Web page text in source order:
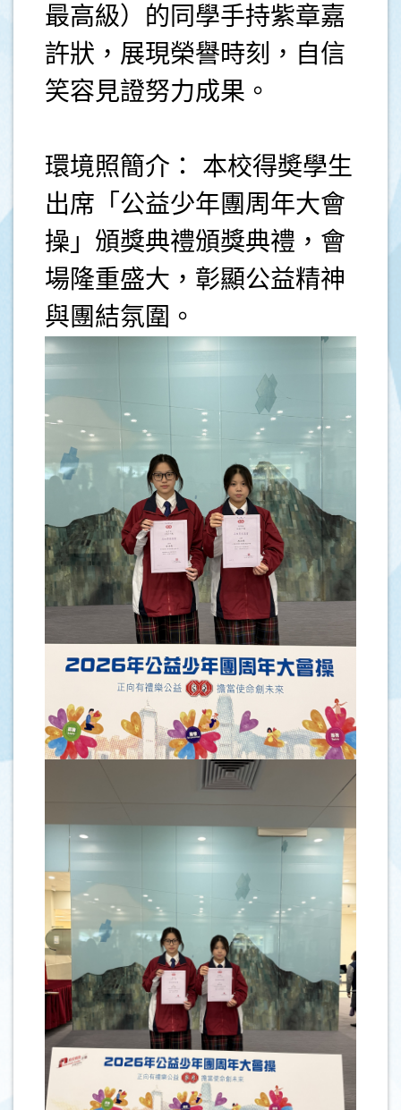
最高級）的同學手持紫章嘉
許狀，展現榮譽時刻，自信
笑容見證努力成果。
環境照簡介： 本校得奬學生
出席「公益少年團周年大會
操」頒獎典禮頒獎典禮，會
場隆重盛大，彰顯公益精神
與團結氛圍。